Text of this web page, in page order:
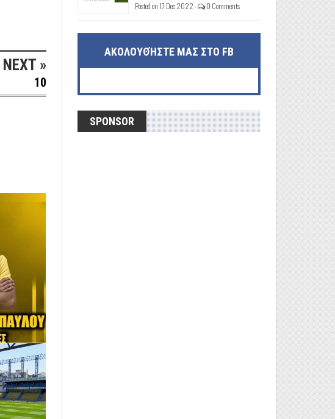
NEXT »
10
Posted on 17 Dec 2022 - 0 Comments
ΑΚΟΛΟΥΘΉΣΤΕ ΜΑΣ ΣΤΟ FB
SPONSOR